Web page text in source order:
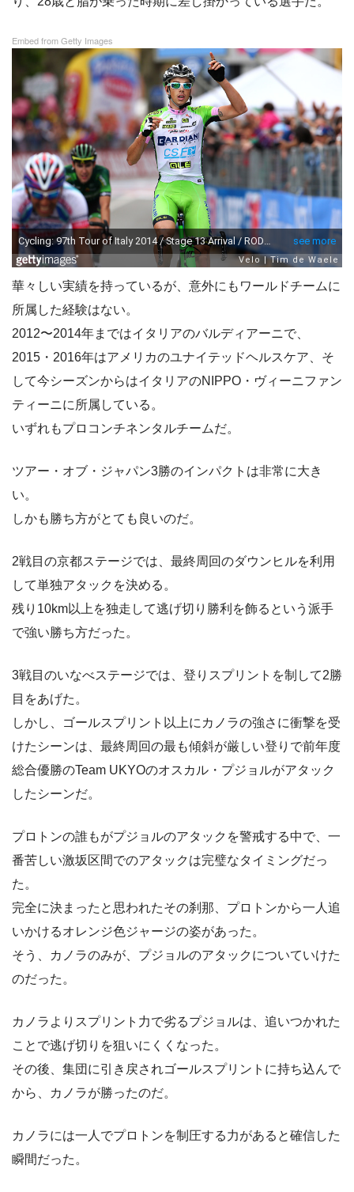
Embed from Getty Images
華々しい実績を持っているが、意外にもワールドチームに
所属した経験はない。
2012〜2014年まではイタリアのバルディアーニで、
2015・2016年はアメリカのユナイテッドヘルスケア、そ
して今シーズンからはイタリアのNIPPO・ヴィーニファン
ティーニに所属している。
いずれもプロコンチネンタルチームだ。
ツアー・オブ・ジャパン3勝のインパクトは非常に大き
い。
しかも勝ち方がとても良いのだ。
2戦目の京都ステージでは、最終周回のダウンヒルを利用
して単独アタックを決める。
残り10km以上を独走して逃げ切り勝利を飾るという派手
で強い勝ち方だった。
3戦目のいなべステージでは、登りスプリントを制して2勝
目をあげた。
しかし、ゴールスプリント以上にカノラの強さに衝撃を受
けたシーンは、最終周回の最も傾斜が厳しい登りで前年度
総合優勝のTeam UKYOのオスカル・プジョルがアタック
したシーンだ。
プロトンの誰もがプジョルのアタックを警戒する中で、一
番苦しい激坂区間でのアタックは完璧なタイミングだっ
た。
完全に決まったと思われたその刹那、プロトンから一人追
いかけるオレンジ色ジャージの姿があった。
そう、カノラのみが、プジョルのアタックについていけた
のだった。
カノラよりスプリント力で劣るプジョルは、追いつかれた
ことで逃げ切りを狙いにくくなった。
その後、集団に引き戻されゴールスプリントに持ち込んで
から、カノラが勝ったのだ。
カノラには一人でプロトンを制圧する力があると確信した
瞬間だった。